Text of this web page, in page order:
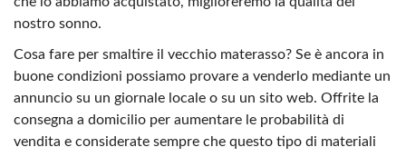
nostro sonno.
Cosa fare per smaltire il vecchio materasso? Se è ancora in
buone condizioni possiamo provare a venderlo mediante un
annuncio su un giornale locale o su un sito web. Offrite la
consegna a domicilio per aumentare le probabilità di
vendita e considerate sempre che questo tipo di materiali